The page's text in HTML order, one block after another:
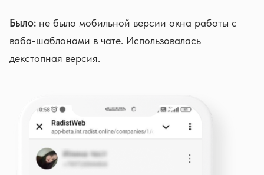
Было: не было мобильной версии окна работы с
ваба-шаблонами в чате. Использовалась
декстопная версия.